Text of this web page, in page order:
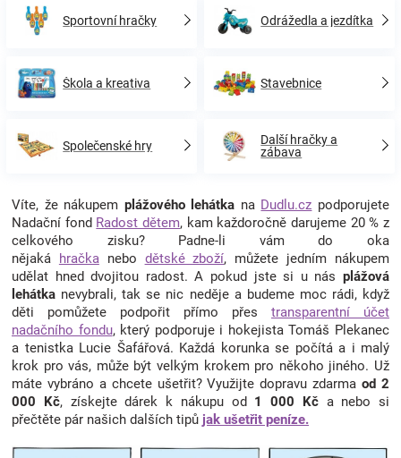
Sportovní hračky Odrážedla a jezdítka
Škola a kreativa Stavebnice
Společenské hry
Další hračky a
zábava
Víte, že nákupem plážového lehátka na Dudlu.cz podporujete
Nadační fond Radost dětem, kam každoročně darujeme 20 % z
celkového zisku? Padne-li vám do oka
nějaká hračka nebo dětské zboží, můžete jedním nákupem
udělat hned dvojitou radost. A pokud jste si u nás plážová
lehátka nevybrali, tak se nic neděje a budeme moc rádi, když
děti pomůžete podpořit přímo přes transparentní účet
nadačního fondu, který podporuje i hokejista Tomáš Plekanec
a tenistka Lucie Šafářová. Každá korunka se počítá a i malý
krok pro vás, může být velkým krokem pro někoho jiného. Už
máte vybráno a chcete ušetřit? Využijte dopravu zdarmaod 2
000 Kč, získejte dárek k nákupu od 1 000 Kča nebo si
přečtěte pár našich dalších tipů jak ušetřit peníze.